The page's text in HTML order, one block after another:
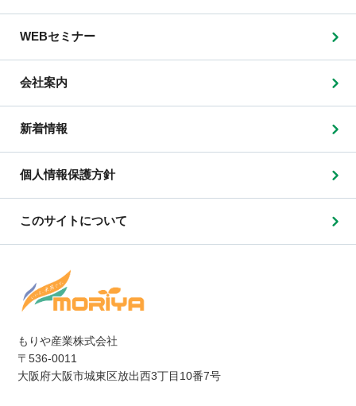
もりや産業株式会社
〒536-0011
大阪府大阪市城東区放出西3丁目10番7号
WEBセミナー
会社案内
新着情報
個人情報保護方針
このサイトについて